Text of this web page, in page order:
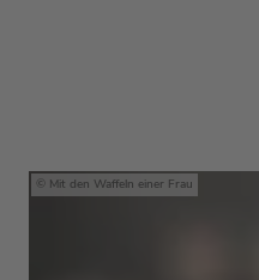
Mit den Waffeln einer Frau